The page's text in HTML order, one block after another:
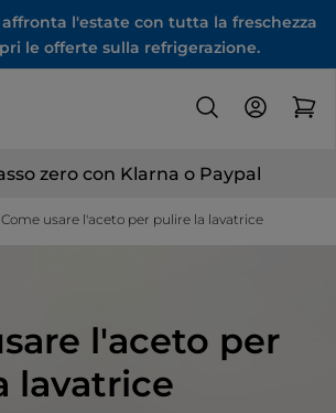
l'estate con tutta la freschezza
le offerte sulla refrigerazione.
zero con Klarna o Paypal
Come usare l'aceto per pulire la lavatrice
l'aceto per
lavatrice